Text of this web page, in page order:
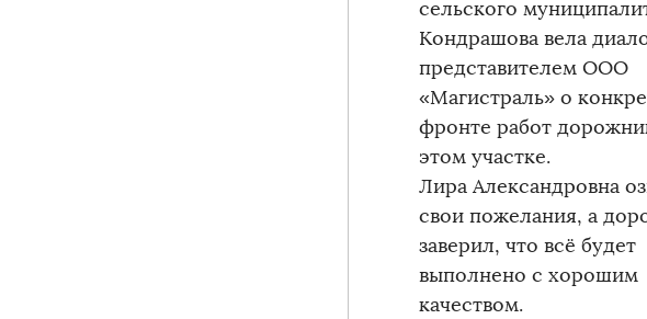
сельского
Кондрашова вела
представителем ООО
«Магистраль» о
фронте работ
этом участке.
Лира Александровна
свои пожелания, а
заверил, что всё будет
выполнено с хорошим
качеством.